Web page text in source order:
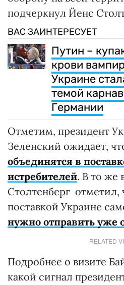
подчеркнул Йенс
ВАС ЗАИНТЕРЕСУЕТ
Путин –
крови
Украине
темой
Германии
Отметим, президент
Зеленский ожидает,
объединятся в
истребителей. В то же
Столтенберг отметил,
поставкой Украине
нужно отправить уже
RELATED
Подробнее о визите
какой сигнал